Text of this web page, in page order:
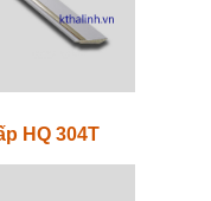
HQ 304T